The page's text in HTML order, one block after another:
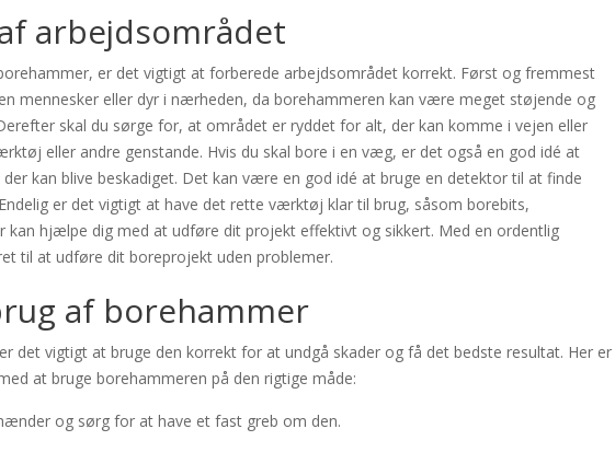
arbejdsområdet
er det vigtigt at forberede arbejdsområdet korrekt. Først og fremmest
mennesker eller dyr i nærheden, da borehammeren kan være meget støjende og
skal du sørge for, at området er ryddet for alt, der kan komme i vejen eller
eller andre genstande. Hvis du skal bore i en væg, er det også en god idé at
kan blive beskadiget. Det kan være en god idé at bruge en detektor til at finde
er det vigtigt at have det rette værktøj klar til brug, såsom borebits,
kan hjælpe dig med at udføre dit projekt effektivt og sikkert. Med en ordentlig
til at udføre dit boreprojekt uden problemer.
af borehammer
det vigtigt at bruge den korrekt for at undgå skader og få det bedste resultat. Her er
at bruge borehammeren på den rigtige måde:
og sørg for at have et fast greb om den.